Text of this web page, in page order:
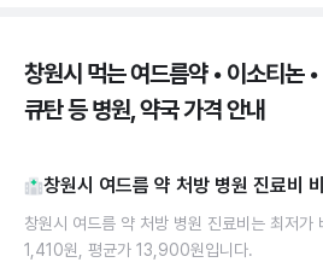
창원시 먹는 여드름약 • 이소티논
큐탄 등 병원, 약국 가격 안내
창원시 여드름 약 처방 병원 진료비
창원시 여드름 약 처방 병원 진료비는 최저가
1,410원, 평균가 13,900원입니다.